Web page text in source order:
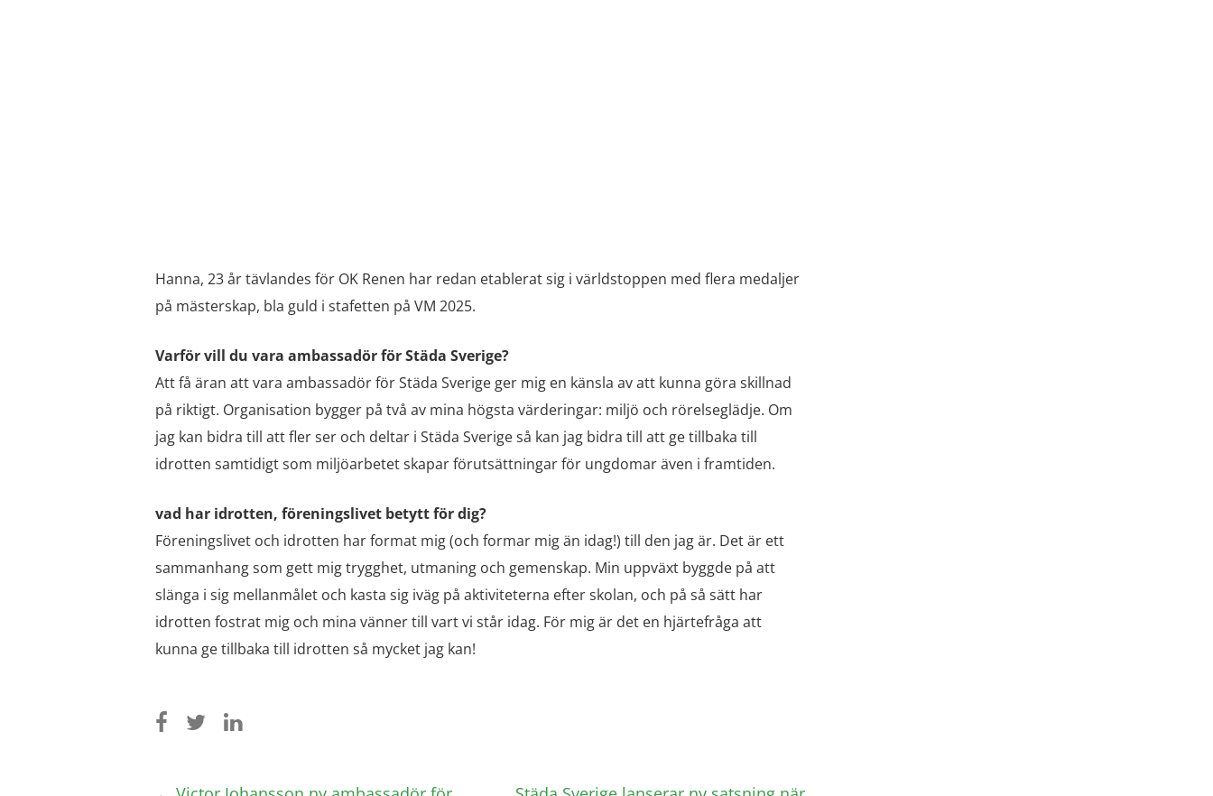
Hanna, 23 år tävlandes för OK Renen har redan etablerat sig i världstoppen med flera medaljer
på mästerskap, bla guld i stafetten på VM 2025.
Varför vill du vara ambassadör för Städa Sverige?
Att få äran att vara ambassadör för Städa Sverige ger mig en känsla av att kunna göra skillnad
på riktigt. Organisation bygger på två av mina högsta värderingar: miljö och rörelseglädje. Om
jag kan bidra till att fler ser och deltar i Städa Sverige så kan jag bidra till att ge tillbaka till
idrotten samtidigt som miljöarbetet skapar förutsättningar för ungdomar även i framtiden.
vad har idrotten, föreningslivet betytt för dig?
Föreningslivet och idrotten har format mig (och formar mig än idag!) till den jag är. Det är ett
sammanhang som gett mig trygghet, utmaning och gemenskap. Min uppväxt byggde på att
slänga i sig mellanmålet och kasta sig iväg på aktiviteterna efter skolan, och på så sätt har
idrotten fostrat mig och mina vänner till vart vi står idag. För mig är det en hjärtefråga att
kunna ge tillbaka till idrotten så mycket jag kan!
Post